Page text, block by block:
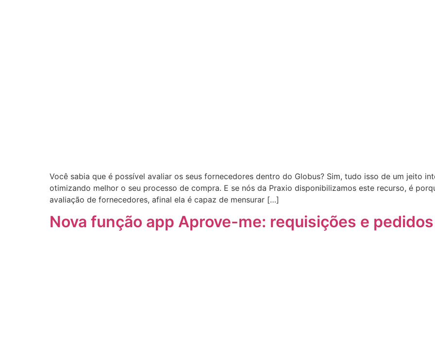
Você sabia que é possível avaliar os seus fornecedores dentro do Globus? Sim, tudo isso de um jeito
otimizando melhor o seu processo de compra. E se nós da Praxio disponibilizamos este recurso, é
avaliação de fornecedores, afinal ela é capaz de mensurar […]
Nova função app Aprove-me: requisições e